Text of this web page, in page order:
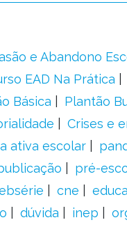
e Abandono
EAD Na Prática
Básica
Plantão
Crises e
ativa escolar
pré-
cne
dúvida inep